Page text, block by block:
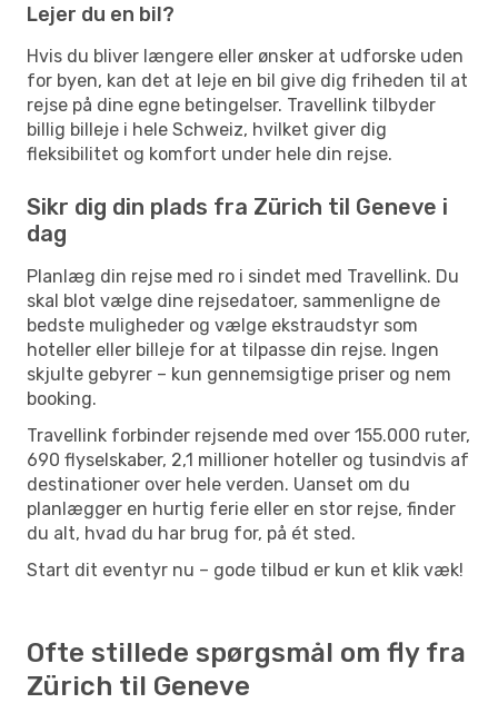
Lejer du en bil?
Hvis du bliver længere eller ønsker at udforske uden
for byen, kan det at leje en bil give dig friheden til at
rejse på dine egne betingelser. Travellink tilbyder
billig billeje i hele Schweiz, hvilket giver dig
fleksibilitet og komfort under hele din rejse.
Sikr dig din plads fra Zürich til Geneve i
dag
Planlæg din rejse med ro i sindet med Travellink. Du
skal blot vælge dine rejsedatoer, sammenligne de
bedste muligheder og vælge ekstraudstyr som
hoteller eller billeje for at tilpasse din rejse. Ingen
skjulte gebyrer – kun gennemsigtige priser og nem
booking.
Travellink forbinder rejsende med over 155.000 ruter,
690 flyselskaber, 2,1 millioner hoteller og tusindvis af
destinationer over hele verden. Uanset om du
planlægger en hurtig ferie eller en stor rejse, finder
du alt, hvad du har brug for, på ét sted.
Start dit eventyr nu – gode tilbud er kun et klik væk!
Ofte stillede spørgsmål om fly fra
Zürich til Geneve